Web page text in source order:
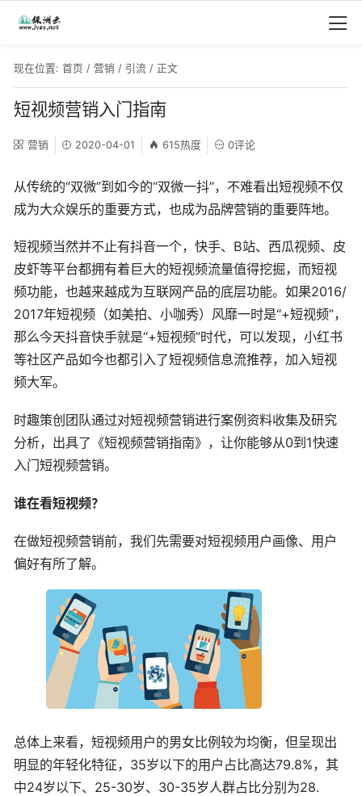
现在位置: 首页 / 营销 / 引流 / 正文
短视频营销入门指南
营销 2020-04-01 615热度 0评论
从传统的“双微”到如今的“双微一抖”，不难看出短视频不仅
成为大众娱乐的重要方式，也成为品牌营销的重要阵地。
短视频当然并不止有抖音一个，快手、B站、西瓜视频、皮
皮虾等平台都拥有着巨大的短视频流量值得挖掘，而短视
频功能，也越来越成为互联网产品的底层功能。如果2016/
2017年短视频（如美拍、小咖秀）风靡一时是“+短视频”，
那么今天抖音快手就是“+短视频”时代，可以发现，小红书
等社区产品如今也都引入了短视频信息流推荐，加入短视
频大军。
时趣策创团队通过对短视频营销进行案例资料收集及研究
分析，出具了《短视频营销指南》，让你能够从0到1快速
入门短视频营销。
谁在看短视频？
在做短视频营销前，我们先需要对短视频用户画像、用户
偏好有所了解。
总体上来看，短视频用户的男女比例较为均衡，但呈现出
明显的年轻化特征，35岁以下的用户占比高达79.8%，其
中24岁以下、25-30岁、30-35岁人群占比分别为28.